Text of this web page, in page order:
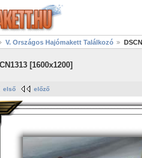
V. Országos Hajómakett Találkozó
[1600x1200]
első előző